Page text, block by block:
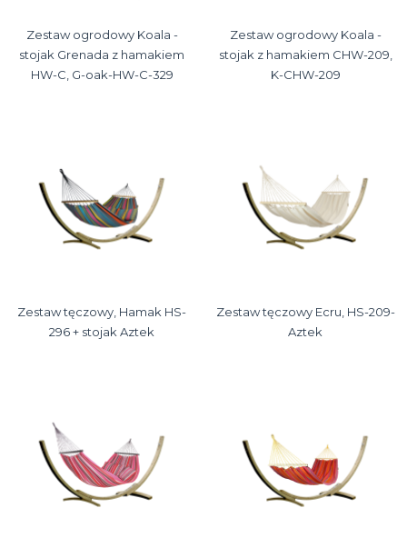
Zestaw ogrodowy Koala -
stojak Grenada z hamakiem
HW-C, G-oak-HW-C-329
Zestaw ogrodowy Koala -
stojak z hamakiem CHW-209,
K-CHW-209
Zestaw tęczowy, Hamak HS-
296 + stojak Aztek
Zestaw tęczowy Ecru, HS-209-
Aztek